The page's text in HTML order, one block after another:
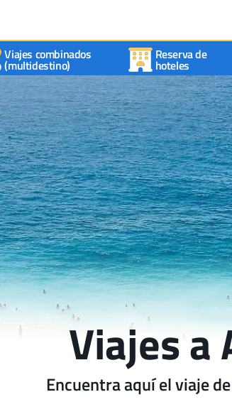
Viajes combinados
(multidestino)
Reserva de
hoteles
Viajes a
Encuentra aquí el viaje